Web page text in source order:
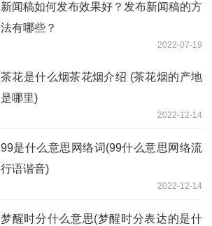
新闻稿如何发布效果好？发布新闻稿的方
法有哪些？
2022-07-19
茶花是什么烟茶花烟介绍 (茶花烟的产地
是哪里)
2022-12-14
99是什么意思网络词(99什么意思网络流
行语谐音)
2022-12-14
梦醒时分什么意思(梦醒时分表达的是什